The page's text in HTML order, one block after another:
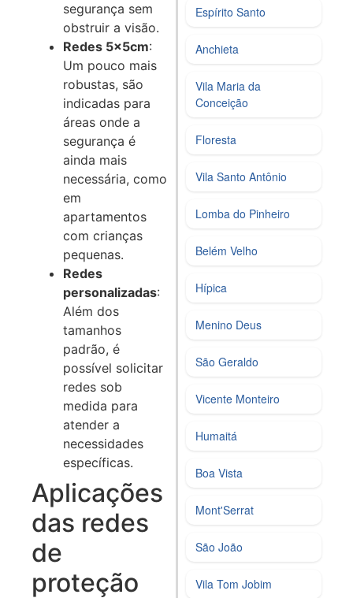
segurança sem
obstruir a visão.
Redes 5x5cm:
Um pouco mais
robustas, são
indicadas para
áreas onde a
segurança é
ainda mais
necessária, como
em
apartamentos
com crianças
pequenas.
Redes
personalizadas:
Além dos
tamanhos
padrão, é
possível solicitar
redes sob
medida para
atender a
necessidades
específicas.
Aplicações
das redes
de
proteção
Espírito Santo
Anchieta
Vila Maria da
Conceição
Floresta
Vila Santo Antônio
Lomba do Pinheiro
Belém Velho
Hípica
Menino Deus
São Geraldo
Vicente Monteiro
Humaitá
Boa Vista
Mont'Serrat
São João
Vila Tom Jobim